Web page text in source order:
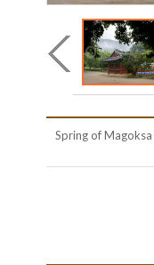
Spring of Magoksa